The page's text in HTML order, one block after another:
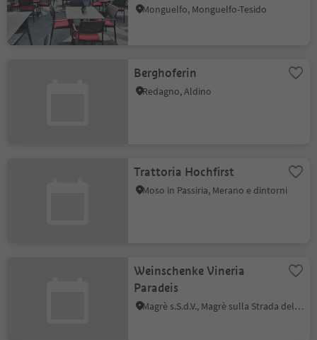
Monguelfo, Monguelfo-Tesido
Berghoferin
Redagno, Aldino
Trattoria Hochfirst
Moso in Passiria, Merano e dintorni
Weinschenke Vineria
Paradeis
Magrè s.S.d.V., Magrè sulla Strada del Vino, Strada del Vino